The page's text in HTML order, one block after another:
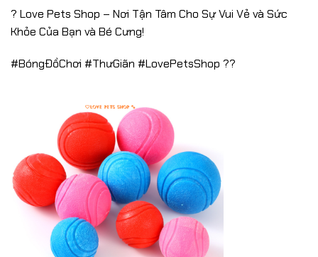
? Love Pets Shop – Nơi Tận Tâm Cho Sự Vui Vẻ và Sức
Khỏe Của Bạn và Bé Cưng!
#BóngĐồChơi #ThưGiãn #LovePetsShop ??